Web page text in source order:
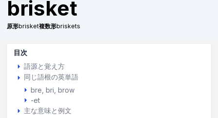
brisket
原形brisket複数形briskets
目次
語源と覚え方
同じ語根の英単語
bre bri brow
-et
主な意味と例文